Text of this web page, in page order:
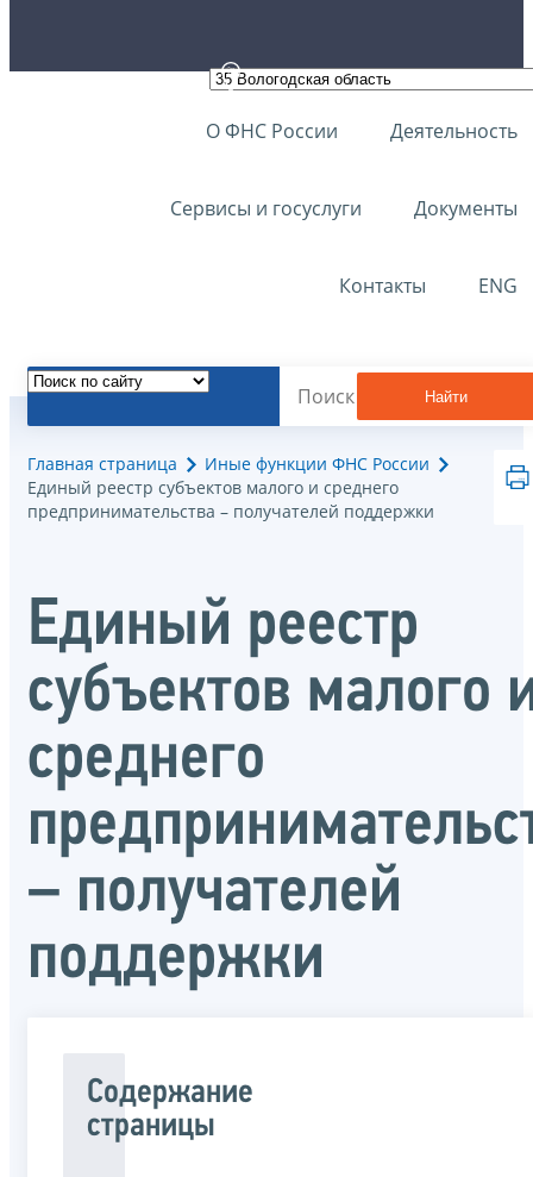
О ФНС России Деятельность
Сервисы и госуслуги Документы
Контакты ENG
Найти
Главная страница
Иные функции ФНС России
Единый реестр субъектов малого и среднего
предпринимательства – получателей поддержки
Единый реестр
субъектов малого
среднего
– получателей
поддержки
Содержание
страницы